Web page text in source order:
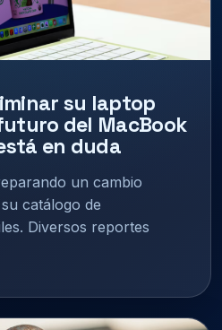
su laptop
del MacBook
en duda
un cambio
catálogo de
Diversos reportes